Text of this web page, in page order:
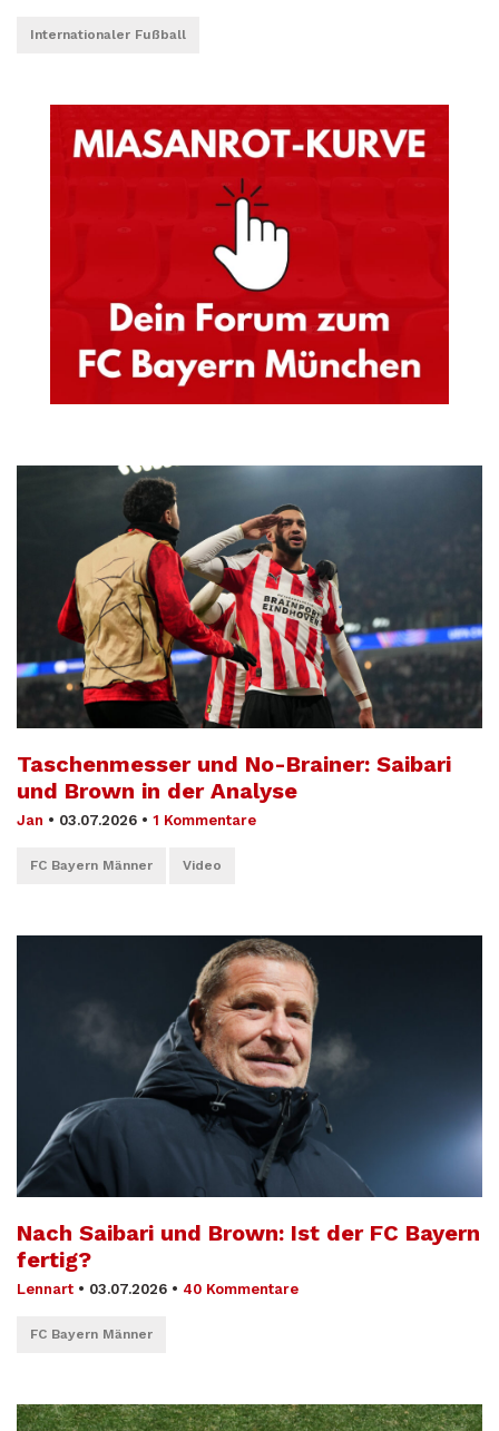
Internationaler Fußball
Taschenmesser und No-Brainer: Saibari
und Brown in der Analyse
Jan • 03.07.2026 • 1 Kommentare
FC Bayern Männer Video
Nach Saibari und Brown: Ist der FC Bayern
fertig?
Lennart • 03.07.2026 • 40 Kommentare
FC Bayern Männer